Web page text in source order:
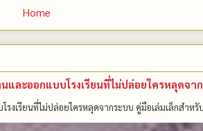
Home
ละออกแบบโรงเรียนที่ไม่ปล่อยใครหลุดจา
งเรียนที่ไม่ปล่อยใครหลุดจากระบบ คู่มือเล่มเล็กสำหรั